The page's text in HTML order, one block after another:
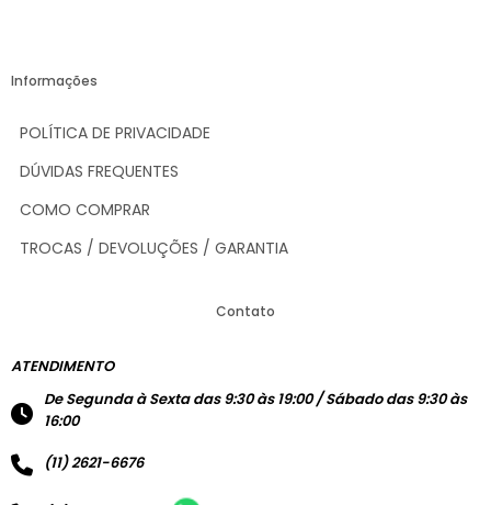
Informações
POLÍTICA DE PRIVACIDADE
DÚVIDAS FREQUENTES
COMO COMPRAR
TROCAS / DEVOLUÇÕES / GARANTIA
Contato
ATENDIMENTO
De Segunda à Sexta das 9:30 às 19:00 / Sábado das 9:30 às
16:00
(11) 2621-6676